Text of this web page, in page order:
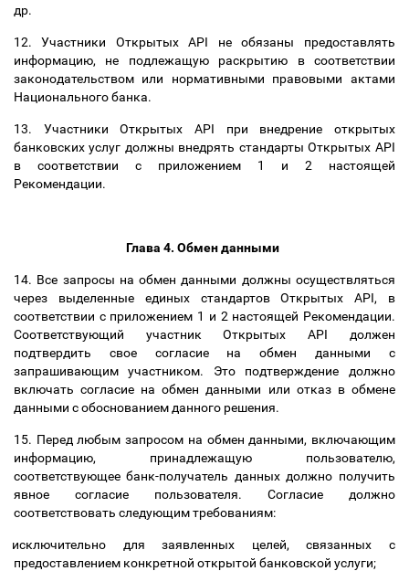
др.
12. Участники Открытых API не обязаны предоставлять
информацию, не подлежащую раскрытию в соответствии
законодательством или нормативными правовыми актами
Национального банка.
13. Участники Открытых API при внедрение открытых
банковских услуг должны внедрять стандарты Открытых API
в соответствии с приложением 1 и 2 настоящей
Рекомендации.
Глава 4. Обмен данными
14. Все запросы на обмен данными должны осуществляться
через выделенные единых
стандартов Открытых API, в
соответствии с приложением 1 и 2 настоящей Рекомендации.
Соответствующий участник Открытых API должен
подтвердить свое согласие на обмен данными с
запрашивающим участником. Это подтверждение должно
включать согласие на обмен данными или отказ в обмене
данными c обоснованием данного решения.
15. Перед любым запросом на обмен данными, включающим
информацию, принадлежащую пользователю,
соответствующее банк-получатель данных должно получить
явное согласие пользователя. Согласие должно
соответствовать следующим требованиям:
исключительно для заявленных целей, связанных с
предоставлением конкретной открытой банковской услуги;